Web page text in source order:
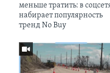
меньше тратить: в
набирает популярность
тренд No Buy